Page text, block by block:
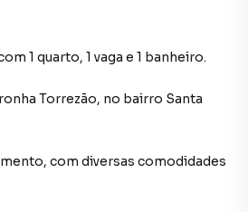
1 quarto, 1 vaga e 1 banheiro.
Torrezão, no bairro Santa
, com diversas comodidades